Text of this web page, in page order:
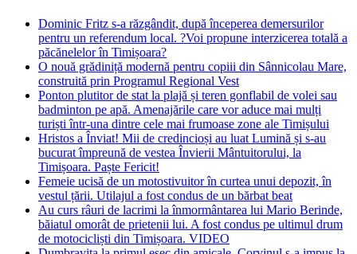
Dominic Fritz s-a răzgândit, după începerea demersurilor
pentru un referendum local. ?Voi propune interzicerea totală a
păcănelelor în Timișoara?
O nouă grădiniță modernă pentru copiii din Sânnicolau Mare,
construită prin Programul Regional Vest
Ponton plutitor de stat la plajă și teren gonflabil de volei sau
badminton pe apă. Amenajările care vor aduce mai mulți
turiști într-una dintre cele mai frumoase zone ale Timișului
Hristos a Înviat! Mii de credincioși au luat Lumină și s-au
bucurat împreună de vestea Învierii Mântuitorului, la
Timișoara. Paște Fericit!
Femeie ucisă de un motostivuitor în curtea unui depozit, în
vestul țării. Utilajul a fost condus de un bărbat beat
Au curs râuri de lacrimi la înmormântarea lui Mario Berinde,
băiatul omorât de prietenii lui. A fost condus pe ultimul drum
de motocicliști din Timișoara. VIDEO